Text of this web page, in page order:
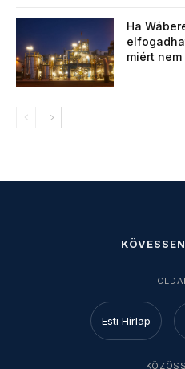
Ha
miért nem
Esti Hírlap